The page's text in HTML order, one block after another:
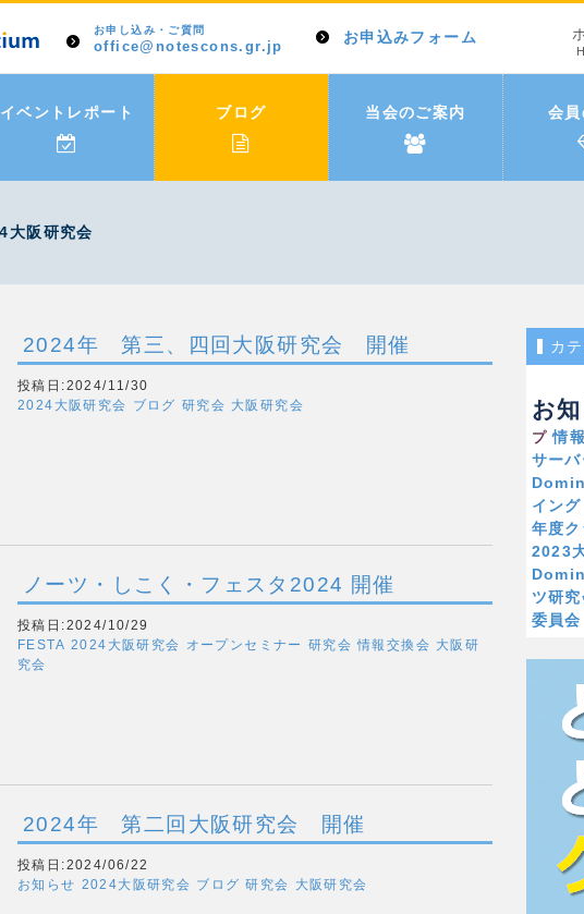
お申し込み・ご質問
office@notescons.gr.jp
お申込みフォーム
イベントレポート ブログ 当会のご案内 会
大阪研究会
2024年 第三、四回大阪研究会 開催
投稿日:2024/11/30
2024大阪研究会 ブログ 研究会 大阪研究会
ノーツ・しこく・フェスタ2024 開催
投稿日:2024/10/29
FESTA 2024大阪研究会 オープンセミナー 研究会 情報交換会 大阪研
究会
2024年 第二回大阪研究会 開催
投稿日:2024/06/22
お知らせ 2024大阪研究会 ブログ 研究会 大阪研究会
カ
お
プ 情
サー
イング
年度
2023
ツ研究
委員会